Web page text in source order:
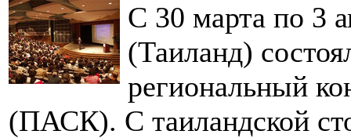
С 30 марта по 3
(Таиланд)
региональный
(ПАСК). С таиландской